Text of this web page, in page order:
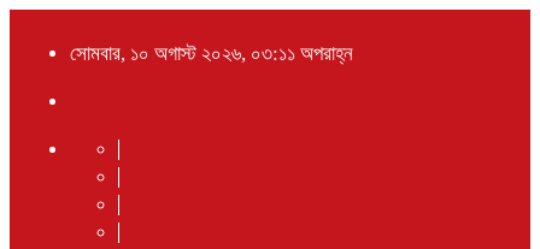
সোমবার, ১০ অগাস্ট ২০২৬, ০৩:১১ অপরাহ্ন